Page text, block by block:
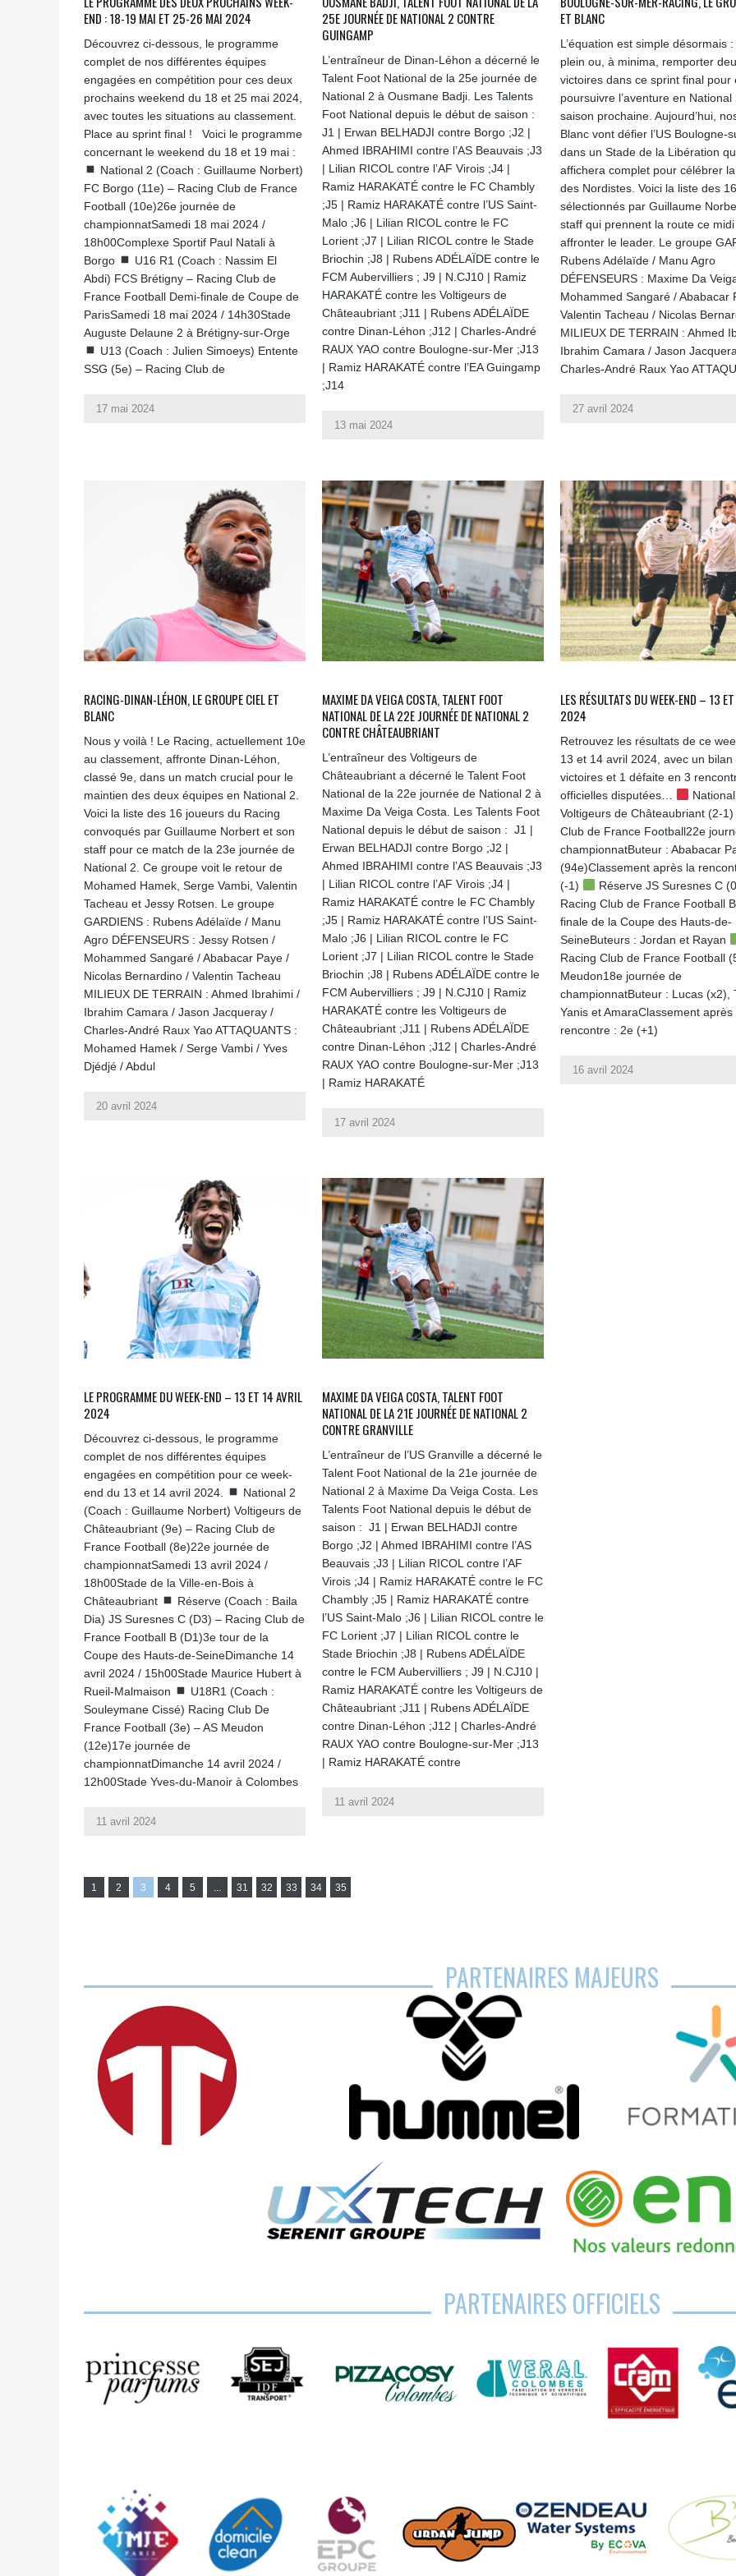
END : 18-19 MAI ET 25-26 MAI 2024
Découvrez ci-dessous, le programme
complet de nos différentes équipes
engagées en compétition pour ces deux
prochains weekend du 18 et 25 mai 2024,
avec toutes les situations au classement.
Place au sprint final ! Voici le programme
concernant le weekend du 18 et 19 mai :
National 2 (Coach : Guillaume Norbert)
FC Borgo (11e) – Racing Club de France
Football (10e)26e journée de
championnatSamedi 18 mai 2024 /
18h00Complexe Sportif Paul Natali à
Borgo
U16 R1 (Coach : Nassim El
Abdi) FCS Brétigny – Racing Club de
France Football Demi-finale de Coupe de
ParisSamedi 18 mai 2024 / 14h30Stade
Auguste Delaune 2 à Brétigny-sur-Orge
U13 (Coach : Julien Simoeys) Entente
SSG (5e) – Racing Club de
17 mai 2024
25E JOURNÉE DE NATIONAL 2 CONTRE
GUINGAMP
L’entraîneur de Dinan-Léhon a décerné le
Talent Foot National de la 25e journée de
National 2 à Ousmane Badji. Les Talents
Foot National depuis le début de saison :
J1 | Erwan BELHADJI contre Borgo ;J2 |
Ahmed IBRAHIMI contre l’AS Beauvais ;J3
| Lilian RICOL contre l’AF Virois ;J4 |
Ramiz HARAKATÉ contre le FC Chambly
;J5 | Ramiz HARAKATÉ contre l’US Saint-
Malo ;J6 | Lilian RICOL contre le FC
Lorient ;J7 | Lilian RICOL contre le Stade
Briochin ;J8 | Rubens ADÉLAÏDE contre le
FCM Aubervilliers ; J9 | N.CJ10 | Ramiz
HARAKATÉ contre les Voltigeurs de
Châteaubriant ;J11 | Rubens ADÉLAÏDE
contre Dinan-Léhon ;J12 | Charles-André
RAUX YAO contre Boulogne-sur-Mer ;J13
| Ramiz HARAKATÉ contre l’EA Guingamp
;J14
13 mai 2024
ET BLANC
L’équation est simple désormais
plein ou, à minima, remporter
victoires dans ce sprint final pour
poursuivre l’aventure en National
saison prochaine. Aujourd’hui,
Blanc vont défier l’US Boulogne-
dans un Stade de la Libération
affichera complet pour célébrer
des Nordistes. Voici la liste des
sélectionnés par Guillaume
staff qui prennent la route ce
affronter le leader. Le groupe
Rubens Adélaïde / Manu Agro
DÉFENSEURS : Maxime Da
Mohammed Sangaré / Ababacar
Valentin Tacheau / Nicolas
MILIEUX DE TERRAIN : Ahmed
Ibrahim Camara / Jason
Charles-André Raux Yao
27 avril 2024
RACING-DINAN-LÉHON, LE GROUPE CIEL ET
BLANC
Nous y voilà ! Le Racing, actuellement 10e
au classement, affronte Dinan-Léhon,
classé 9e, dans un match crucial pour le
maintien des deux équipes en National 2.
Voici la liste des 16 joueurs du Racing
convoqués par Guillaume Norbert et son
staff pour ce match de la 23e journée de
National 2. Ce groupe voit le retour de
Mohamed Hamek, Serge Vambi, Valentin
Tacheau et Jessy Rotsen. Le groupe
GARDIENS : Rubens Adélaïde / Manu
Agro DÉFENSEURS : Jessy Rotsen /
Mohammed Sangaré / Ababacar Paye /
Nicolas Bernardino / Valentin Tacheau
MILIEUX DE TERRAIN : Ahmed Ibrahimi /
Ibrahim Camara / Jason Jacqueray /
Charles-André Raux Yao ATTAQUANTS :
Mohamed Hamek / Serge Vambi / Yves
Djédjé / Abdul
20 avril 2024
MAXIME DA VEIGA COSTA, TALENT FOOT
NATIONAL DE LA 22E JOURNÉE DE NATIONAL 2
CONTRE CHÂTEAUBRIANT
L’entraîneur des Voltigeurs de
Châteaubriant a décerné le Talent Foot
National de la 22e journée de National 2 à
Maxime Da Veiga Costa. Les Talents Foot
National depuis le début de saison : J1 |
Erwan BELHADJI contre Borgo ;J2 |
Ahmed IBRAHIMI contre l’AS Beauvais ;J3
| Lilian RICOL contre l’AF Virois ;J4 |
Ramiz HARAKATÉ contre le FC Chambly
;J5 | Ramiz HARAKATÉ contre l’US Saint-
Malo ;J6 | Lilian RICOL contre le FC
Lorient ;J7 | Lilian RICOL contre le Stade
Briochin ;J8 | Rubens ADÉLAÏDE contre le
FCM Aubervilliers ; J9 | N.CJ10 | Ramiz
HARAKATÉ contre les Voltigeurs de
Châteaubriant ;J11 | Rubens ADÉLAÏDE
contre Dinan-Léhon ;J12 | Charles-André
RAUX YAO contre Boulogne-sur-Mer ;J13
| Ramiz HARAKATÉ
17 avril 2024
LES RÉSULTATS DU WEEK-END – 13
2024
Retrouvez les résultats de ce
13 et 14 avril 2024, avec un bilan
victoires et 1 défaite en 3
officielles disputées…
Voltigeurs de Châteaubriant (2-1)
Club de France Football22e
championnatButeur : Ababacar
(94e)Classement après la
(-1)
Réserve JS Suresnes C
Racing Club de France Football
finale de la Coupe des Hauts-de-
SeineButeurs : Jordan et Rayan
Racing Club de France Football
Meudon18e journée de
championnatButeur : Lucas (x2),
Yanis et AmaraClassement après
rencontre : 2e (+1)
16 avril 2024
LE PROGRAMME DU WEEK-END – 13 ET 14 AVRIL
2024
Découvrez ci-dessous, le programme
complet de nos différentes équipes
engagées en compétition pour ce week-
end du 13 et 14 avril 2024.
National 2
(Coach : Guillaume Norbert) Voltigeurs de
Châteaubriant (9e) – Racing Club de
France Football (8e)22e journée de
championnatSamedi 13 avril 2024 /
18h00Stade de la Ville-en-Bois à
Châteaubriant
Réserve (Coach : Baila
Dia) JS Suresnes C (D3) – Racing Club de
France Football B (D1)3e tour de la
Coupe des Hauts-de-SeineDimanche 14
avril 2024 / 15h00Stade Maurice Hubert à
Rueil-Malmaison
U18R1 (Coach :
Souleymane Cissé) Racing Club De
France Football (3e) – AS Meudon
(12e)17e journée de
championnatDimanche 14 avril 2024 /
12h00Stade Yves-du-Manoir à Colombes
11 avril 2024
MAXIME DA VEIGA COSTA, TALENT FOOT
NATIONAL DE LA 21E JOURNÉE DE NATIONAL 2
CONTRE GRANVILLE
L’entraîneur de l’US Granville a décerné le
Talent Foot National de la 21e journée de
National 2 à Maxime Da Veiga Costa. Les
Talents Foot National depuis le début de
saison : J1 | Erwan BELHADJI contre
Borgo ;J2 | Ahmed IBRAHIMI contre l’AS
Beauvais ;J3 | Lilian RICOL contre l’AF
Virois ;J4 | Ramiz HARAKATÉ contre le FC
Chambly ;J5 | Ramiz HARAKATÉ contre
l’US Saint-Malo ;J6 | Lilian RICOL contre le
FC Lorient ;J7 | Lilian RICOL contre le
Stade Briochin ;J8 | Rubens ADÉLAÏDE
contre le FCM Aubervilliers ; J9 | N.CJ10 |
Ramiz HARAKATÉ contre les Voltigeurs de
Châteaubriant ;J11 | Rubens ADÉLAÏDE
contre Dinan-Léhon ;J12 | Charles-André
RAUX YAO contre Boulogne-sur-Mer ;J13
| Ramiz HARAKATÉ contre
11 avril 2024
1 2 3 4 5 ... 31 32 33 34 35
PARTENAIRES MAJEURS
PARTENAIRES OFFICIELS